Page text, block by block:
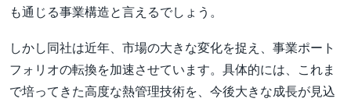
も通じる事業構造と言えるでしょう。
しかし同社は近年、市場の大きな変化を捉え、事業ポート
フォリオの転換を加速させています。具体的には、これま
で培ってきた高度な熱管理技術を、今後大きな成長が見込